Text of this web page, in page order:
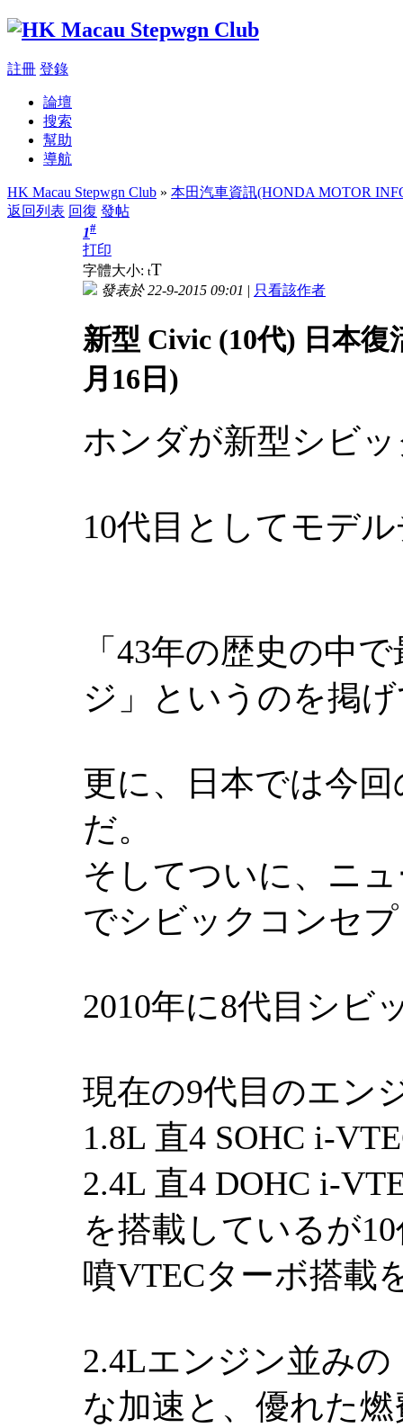
註冊 登錄
論壇
搜索
幫助
導航
HK Macau Stepwgn Club » 本田汽車資訊(HONDA MOTOR
返回列表 回復 發帖
1#
打印
字體大小: tT
發表於 22-9-2015 09:01 | 只看該作者
新型 Civic (10代) 日本復
月16日)
ホンダが新型シビ
10代目としてモデ
「43年の歴史の中
ジ」というのを掲
更に、日本では今
だ。
そしてついに、ニ
でシビックコンセ
2010年に8代目シビ
現在の9代目のエン
1.8L 直4 SOHC i-
2.4L 直4 DOHC i-
を搭載しているが
噴VTECターボ搭載
2.4Lエンジン並み
な加速と、優れた